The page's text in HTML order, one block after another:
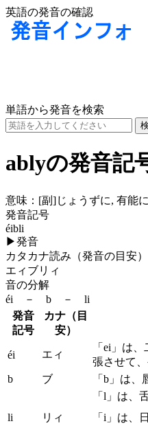
英語の発音の確認
単語から発音を検索
ablyの発音記
意味： [副]じょうずに, 有能
発音記号
éibli
▶発音
カタカナ読み（発音の目安）
エィブリィ
音の分解
éi － b － li
発音
記号
カナ（目
安）
éi エィ
「ei」は
張させて
b
ブ 「b」は
li リィ
「l」は、
「i」は、